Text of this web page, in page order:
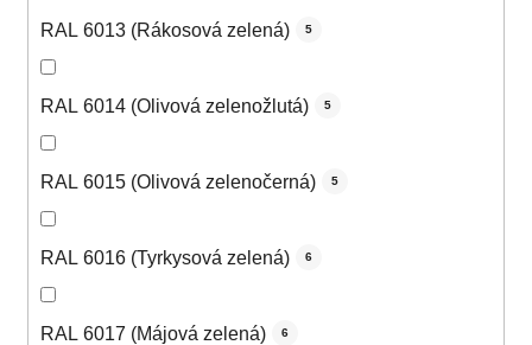
RAL 6013 (Rákosová zelená) 5
RAL 6014 (Olivová zelenožlutá) 5
RAL 6015 (Olivová zelenočerná) 5
RAL 6016 (Tyrkysová zelená) 6
RAL 6017 (Májová zelená) 6